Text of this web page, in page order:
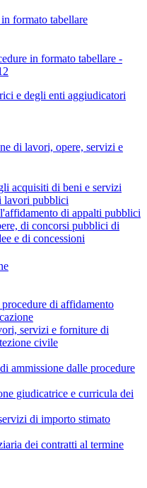
formato tabellare
in formato tabellare -
e degli enti aggiudicatori
di lavori, opere, servizi e
acquisiti di beni e servizi
lavori pubblici
di appalti pubblici
di concorsi pubblici di
e di concessioni
di affidamento
servizi e forniture di
civile
ammissione dalle procedure
giudicatrice e curricula dei
di importo stimato
dei contratti al termine